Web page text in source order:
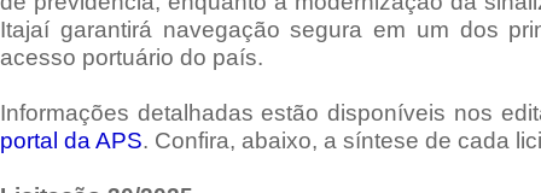
Itajaí garantirá navegação segura em um dos
acesso portuário do país.
Informações detalhadas estão disponíveis nos
portal da APS. Confira, abaixo, a síntese de cada